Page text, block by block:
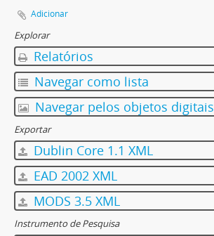
Adicionar
Explorar
Relatórios
Navegar como lista
Navegar pelos objetos digitais
Exportar
Dublin Core 1.1 XML
EAD 2002 XML
MODS 3.5 XML
Instrumento de Pesquisa